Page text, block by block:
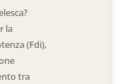
la
(Fdi),
tra